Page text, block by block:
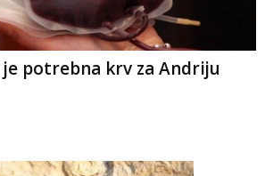
potrebna krv za Andriju